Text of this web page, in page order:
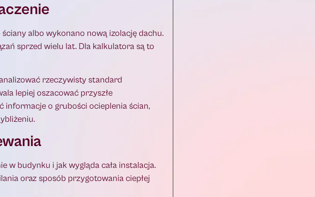
albo wykonano nową izolację dachu.
sprzed wielu lat. Dla kalkulatora są to
rzeczywisty standard
lepiej oszacować przyszłe
o grubości ocieplenia ścian,
w budynku i jak wygląda cała instalacja.
oraz sposób przygotowania ciepłej